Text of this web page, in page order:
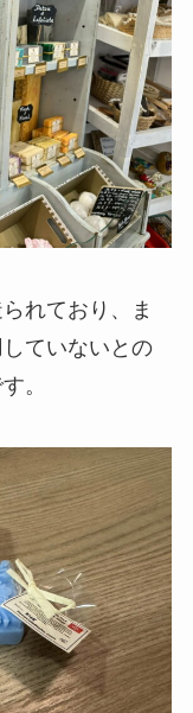
れており、ま
ていないとの
。